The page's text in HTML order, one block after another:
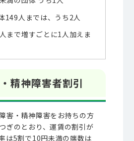
149人までは、うち2人
まで増すごとに1人加えま
精神障害者割引
害・精神障害をお持ちの方
ぎのとおり、運賃の割引が
は5割で10円未満の端数は